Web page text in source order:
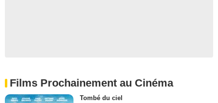
Films Prochainement au Cinéma
Tombé du ciel